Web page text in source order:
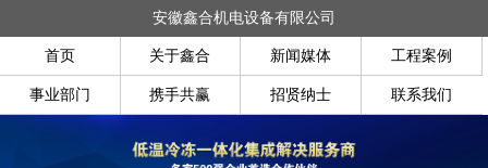
安徽鑫合机电设备有限公司
首页 关于鑫合 新闻媒体 工程案例
事业部门 携手共赢 招贤纳士 联系我们